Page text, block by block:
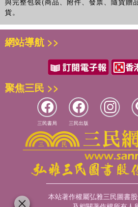
貨。
網站導航 >>
聚焦三民 >>
三民書局 三民出版
本站著作權屬弘雅三民圖書